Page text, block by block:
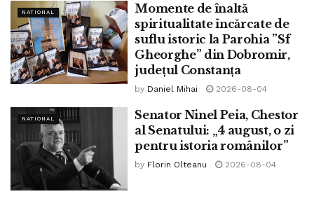
NATIONAL
Momente de înaltă
spiritualitate încărcate de
suflu istoric la Parohia ”Sf
Gheorghe” din Dobromir,
județul Constanța
by Daniel Mihai 2026-08-04
NATIONAL
Senator Ninel Peia, Chestor
al Senatului: „4 august, o zi
pentru istoria românilor”
by Florin Olteanu 2026-08-04